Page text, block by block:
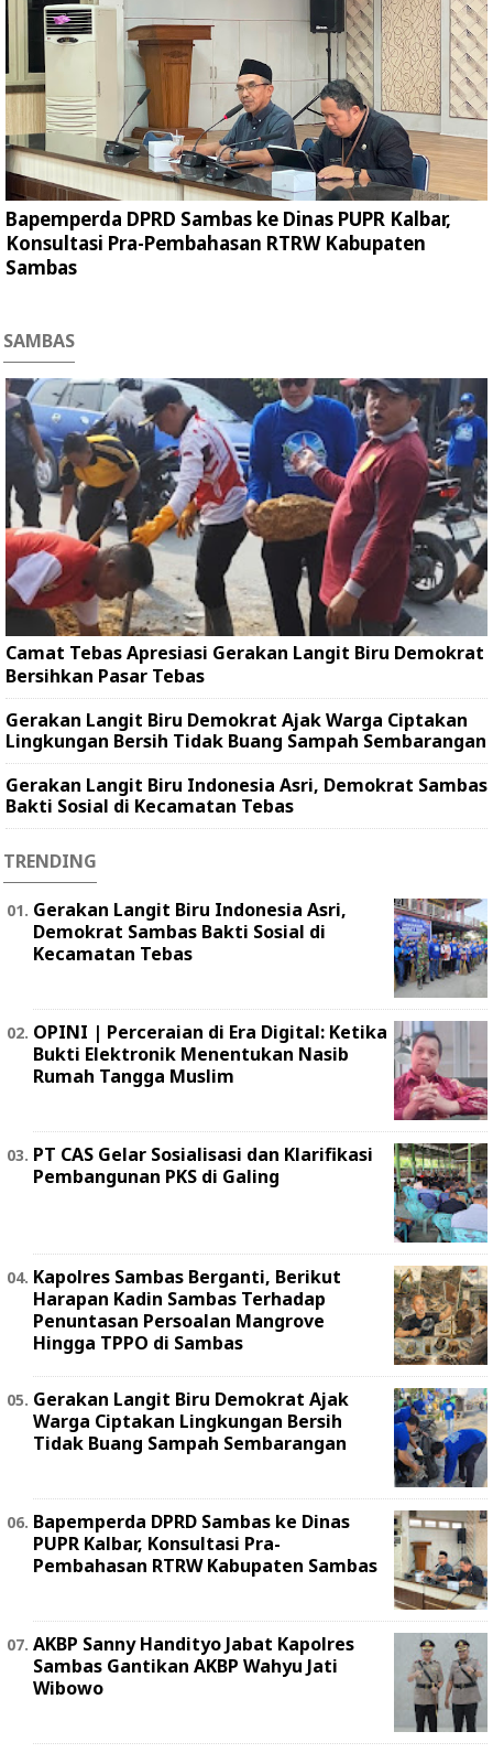
Bapemperda DPRD Sambas ke Dinas PUPR Kalbar,
Konsultasi Pra-Pembahasan RTRW Kabupaten
Sambas
SAMBAS
Camat Tebas Apresiasi Gerakan Langit Biru Demokrat
Bersihkan Pasar Tebas
Gerakan Langit Biru Demokrat Ajak Warga Ciptakan
Lingkungan Bersih Tidak Buang Sampah Sembarangan
Gerakan Langit Biru Indonesia Asri, Demokrat Sambas
Bakti Sosial di Kecamatan Tebas
TRENDING
Gerakan Langit Biru Indonesia Asri,
Demokrat Sambas Bakti Sosial di
Kecamatan Tebas
OPINI | Perceraian di Era Digital: Ketika
Bukti Elektronik Menentukan Nasib
Rumah Tangga Muslim
PT CAS Gelar Sosialisasi dan Klarifikasi
Pembangunan PKS di Galing
Kapolres Sambas Berganti, Berikut
Harapan Kadin Sambas Terhadap
Penuntasan Persoalan Mangrove
Hingga TPPO di Sambas
Gerakan Langit Biru Demokrat Ajak
Warga Ciptakan Lingkungan Bersih
Tidak Buang Sampah Sembarangan
Bapemperda DPRD Sambas ke Dinas
PUPR Kalbar, Konsultasi Pra-
Pembahasan RTRW Kabupaten Sambas
AKBP Sanny Handityo Jabat Kapolres
Sambas Gantikan AKBP Wahyu Jati
Wibowo